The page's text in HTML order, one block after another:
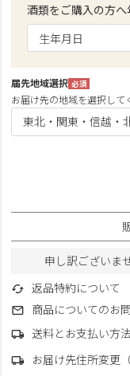
酒類をご購入の方
届先地域選択
(必
須)
お届け先の地域を選択して
申し訳ございま
返品特約について
商品についてのお
送料とお支払い方
お届け先住所変更